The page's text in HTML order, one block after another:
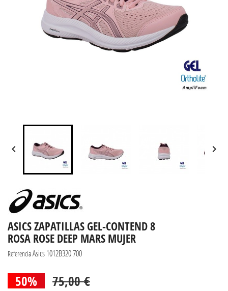
 
ASICS ZAPATILLAS GEL-CONTEND 8
ROSA ROSE DEEP MARS MUJER
ReferenciaAsics 1012B320 700
50% 75,00 €